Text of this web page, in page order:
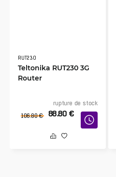
RUT230
Teltonika RUT230 3G
Router
rupture de stock
106.80 € 88.80 €